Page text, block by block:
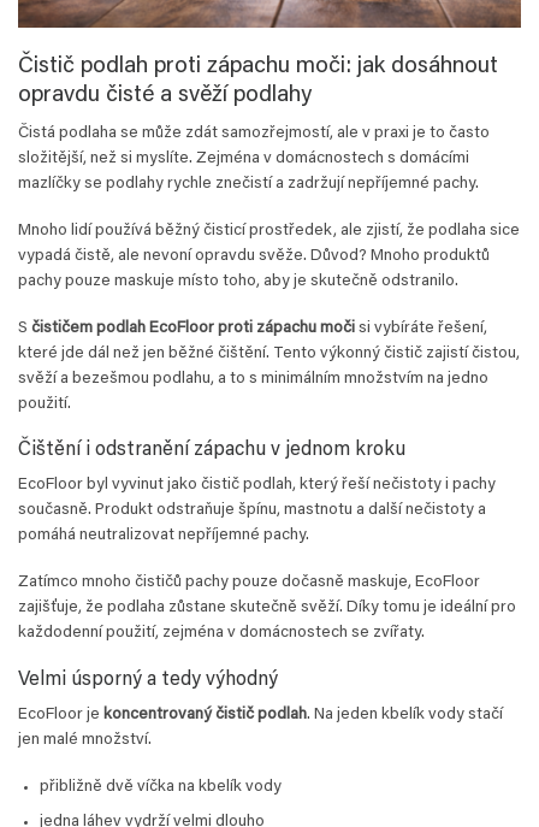
Čistič podlah proti zápachu moči: jak dosáhnout
opravdu čisté a svěží podlahy
Čistá podlaha se může zdát samozřejmostí, ale v praxi je to často
složitější, než si myslíte. Zejména v domácnostech s domácími
mazlíčky se podlahy rychle znečistí a zadržují nepříjemné pachy.
Mnoho lidí používá běžný čisticí prostředek, ale zjistí, že podlaha sice
vypadá čistě, ale nevoní opravdu svěže. Důvod? Mnoho produktů
pachy pouze maskuje místo toho, aby je skutečně odstranilo.
S čističem podlah EcoFloor proti zápachu moči si vybíráte řešení,
které jde dál než jen běžné čištění. Tento výkonný čistič zajistí čistou,
svěží a bezešmou podlahu, a to s minimálním množstvím na jedno
použití.
Čištění i odstranění zápachu v jednom kroku
EcoFloor byl vyvinut jako čistič podlah, který řeší nečistoty i pachy
současně. Produkt odstraňuje špínu, mastnotu a další nečistoty a
pomáhá neutralizovat nepříjemné pachy.
Zatímco mnoho čističů pachy pouze dočasně maskuje, EcoFloor
zajišťuje, že podlaha zůstane skutečně svěží. Díky tomu je ideální pro
každodenní použití, zejména v domácnostech se zvířaty.
Velmi úsporný a tedy výhodný
EcoFloor je koncentrovaný čistič podlah. Na jeden kbelík vody stačí
jen malé množství.
přibližně dvě víčka na kbelík vody
jedna láhev vydrží velmi dlouho